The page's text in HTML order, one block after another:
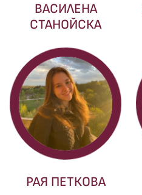
ВАСИЛЕНА
СТАНОЙСКА
РАЯ ПЕТКОВА